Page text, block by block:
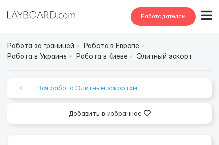
Работодателям
Работа за границей
Работа в Европе
Работа в Украине
Работа в Киеве Элитный эскорт
⟵ Вся работа Элитным эскортом
Добавить в избранное